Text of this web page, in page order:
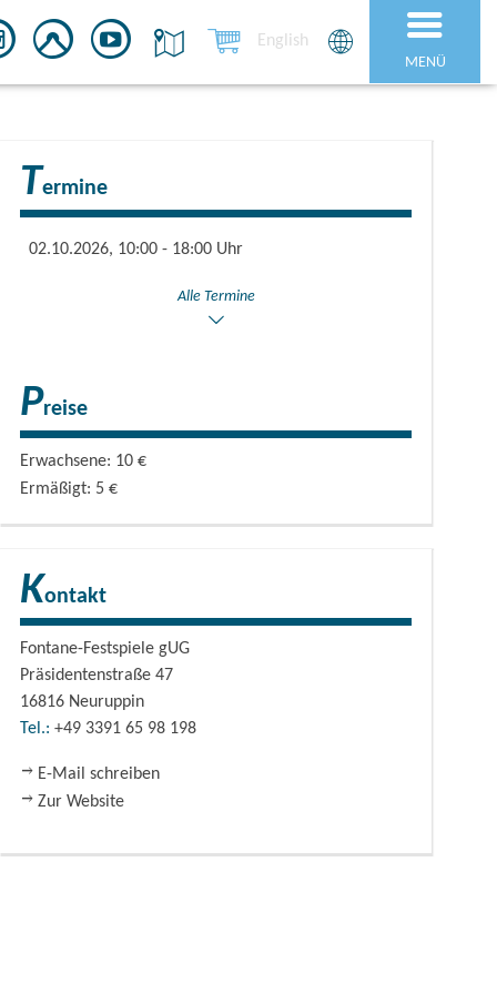
MENÜ
English
Termine
02.10.2026, 10:00 - 18:00 Uhr
Alle Termine
Preise
Erwachsene: 10 €
Ermäßigt: 5 €
Kontakt
Fontane-Festspiele gUG
Präsidentenstraße 47
16816 Neuruppin
Tel.:+49 3391 65 98 198
E-Mail schreiben
Zur Website